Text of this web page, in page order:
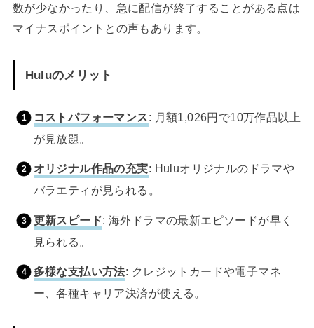
数が少なかったり、急に配信が終了することがある点は
マイナスポイントとの声もあります。
Huluのメリット
コストパフォーマンス : 月額1,026円で10万作品以上
が見放題。
オリジナル作品の充実: Huluオリジナルのドラマや
バラエティが見られる。
更新スピード: 海外ドラマの最新エピソードが早く
見られる。
多様な支払い方法: クレジットカードや電子マネ
ー、各種キャリア決済が使える。